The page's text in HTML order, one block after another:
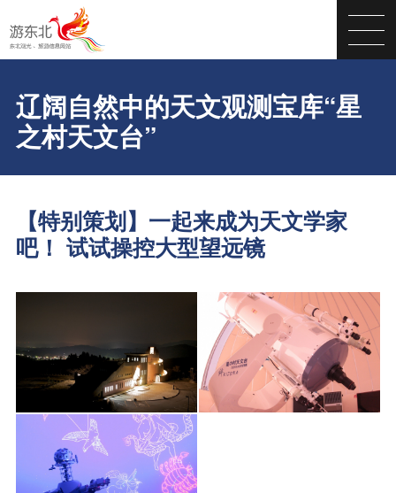
辽阔自然中的天文观测宝库“星
之村天文台”
【特别策划】一起来成为天文学家
吧！ 试试操控大型望远镜